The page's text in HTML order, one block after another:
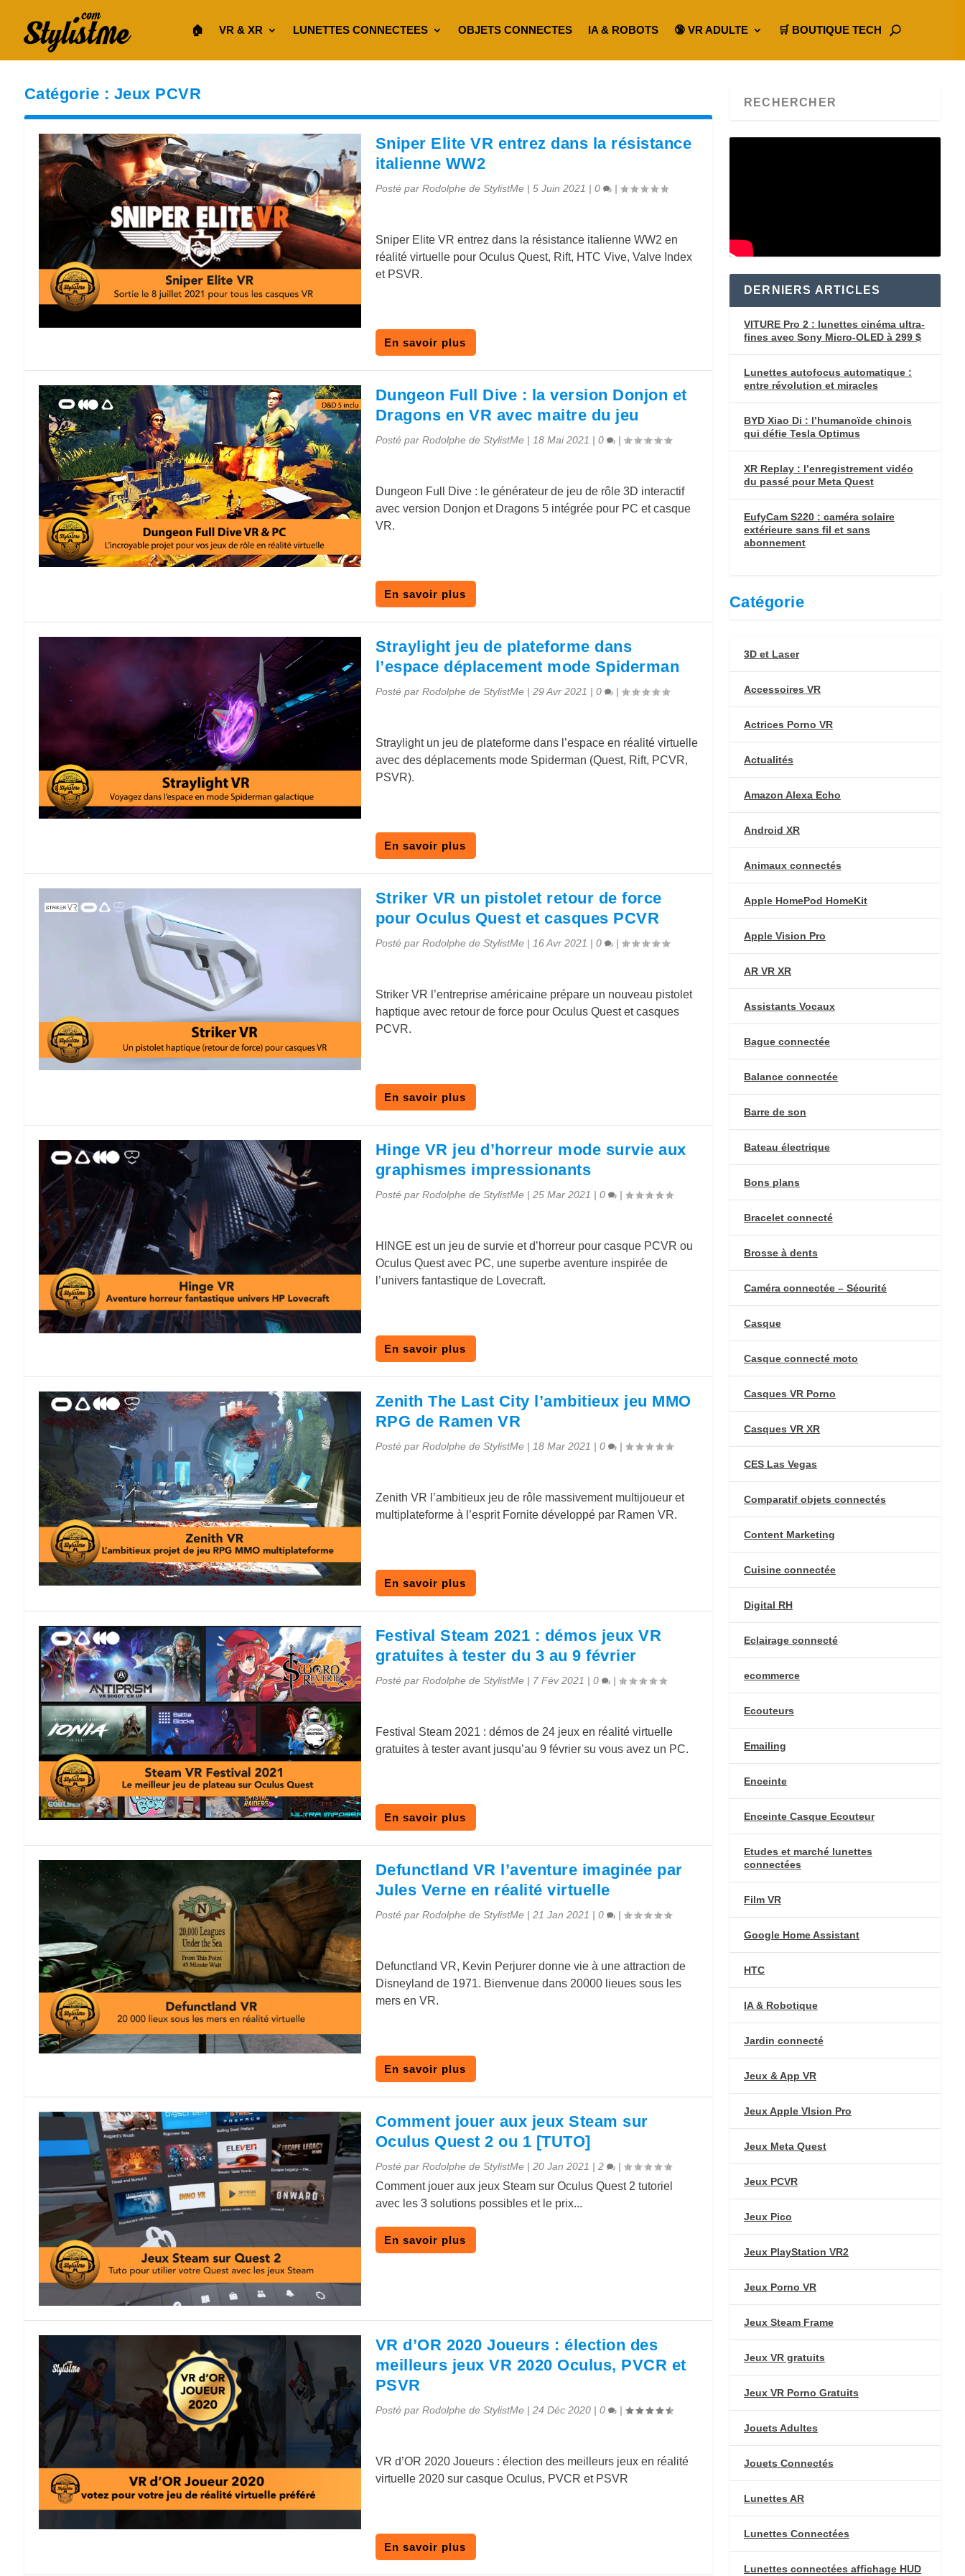
🏠︎ VR & XR LUNETTES CONNECTEES OBJETS CONNECTES IA & ROBOTS 🔞 VR ADULTE 🛒 BOUTIQUE TECH
Catégorie : Jeux PCVR
Sniper Elite VR entrez dans la résistance
italienne WW2
Posté par Rodolphe de StylistMe| 5 Juin 2021 | 0 |
Sniper Elite VR entrez dans la résistance italienne WW2 en
réalité virtuelle pour Oculus Quest, Rift, HTC Vive, Valve Index
et PSVR.
En savoir plus
Dungeon Full Dive : la version Donjon et
Dragons en VR avec maitre du jeu
Posté par Rodolphe de StylistMe| 18 Mai 2021 | 0 |
Dungeon Full Dive : le générateur de jeu de rôle 3D interactif
avec version Donjon et Dragons 5 intégrée pour PC et casque
VR.
En savoir plus
Straylight jeu de plateforme dans
l’espace déplacement mode Spiderman
Posté par Rodolphe de StylistMe| 29 Avr 2021 | 0 |
Straylight un jeu de plateforme dans l’espace en réalité virtuelle
avec des déplacements mode Spiderman (Quest, Rift, PCVR,
PSVR).
En savoir plus
Striker VR un pistolet retour de force
pour Oculus Quest et casques PCVR
Posté par Rodolphe de StylistMe| 16 Avr 2021 | 0 |
Striker VR l’entreprise américaine prépare un nouveau pistolet
haptique avec retour de force pour Oculus Quest et casques
PCVR.
En savoir plus
Hinge VR jeu d’horreur mode survie aux
graphismes impressionants
Posté par Rodolphe de StylistMe| 25 Mar 2021 | 0 |
HINGE est un jeu de survie et d’horreur pour casque PCVR ou
Oculus Quest avec PC, une superbe aventure inspirée de
l’univers fantastique de Lovecraft.
En savoir plus
Zenith The Last City l’ambitieux jeu MMO
RPG de Ramen VR
Posté par Rodolphe de StylistMe| 18 Mar 2021 | 0 |
Zenith VR l’ambitieux jeu de rôle massivement multijoueur et
multiplateforme à l’esprit Fornite développé par Ramen VR.
En savoir plus
Festival Steam 2021 : démos jeux VR
gratuites à tester du 3 au 9 février
Posté par Rodolphe de StylistMe| 7 Fév 2021 | 0 |
Festival Steam 2021 : démos de 24 jeux en réalité virtuelle
gratuites à tester avant jusqu’au 9 février su vous avez un PC.
En savoir plus
Defunctland VR l’aventure imaginée par
Jules Verne en réalité virtuelle
Posté par Rodolphe de StylistMe| 21 Jan 2021 | 0 |
Defunctland VR, Kevin Perjurer donne vie à une attraction de
Disneyland de 1971. Bienvenue dans 20000 lieues sous les
mers en VR.
En savoir plus
Comment jouer aux jeux Steam sur
Oculus Quest 2 ou 1 [TUTO]
Posté par Rodolphe de StylistMe| 20 Jan 2021 | 2 |
Comment jouer aux jeux Steam sur Oculus Quest 2 tutoriel
avec les 3 solutions possibles et le prix...
En savoir plus
VR d’OR 2020 Joueurs : élection des
meilleurs jeux VR 2020 Oculus, PVCR et
PSVR
Posté par Rodolphe de StylistMe| 24 Déc 2020| 0 |
VR d’OR 2020 Joueurs : élection des meilleurs jeux en réalité
virtuelle 2020 sur casque Oculus, PVCR et PSVR
En savoir plus
DERNIERS ARTICLES
VITURE Pro 2 : lunettes cinéma ultra-
fines avec Sony Micro-OLED à 299 $
Lunettes autofocus automatique :
entre révolution et miracles
BYD Xiao Di : l’humanoïde chinois
qui défie Tesla Optimus
XR Replay : l’enregistrement vidéo
du passé pour Meta Quest
EufyCam S220 : caméra solaire
extérieure sans fil et sans
abonnement
Catégorie
3D et Laser
Accessoires VR
Actrices Porno VR
Actualités
Amazon Alexa Echo
Android XR
Animaux connectés
Apple HomePod HomeKit
Apple Vision Pro
AR VR XR
Assistants Vocaux
Bague connectée
Balance connectée
Barre de son
Bateau électrique
Bons plans
Bracelet connecté
Brosse à dents
Caméra connectée – Sécurité
Casque
Casque connecté moto
Casques VR Porno
Casques VR XR
CES Las Vegas
Comparatif objets connectés
Content Marketing
Cuisine connectée
Digital RH
Eclairage connecté
ecommerce
Ecouteurs
Emailing
Enceinte
Enceinte Casque Ecouteur
Etudes et marché lunettes
connectées
Film VR
Google Home Assistant
HTC
IA & Robotique
Jardin connecté
Jeux & App VR
Jeux Apple VIsion Pro
Jeux Meta Quest
Jeux PCVR
Jeux Pico
Jeux PlayStation VR2
Jeux Porno VR
Jeux Steam Frame
Jeux VR gratuits
Jeux VR Porno Gratuits
Jouets Adultes
Jouets Connectés
Lunettes AR
Lunettes Connectées
Lunettes connectées affichage HUD